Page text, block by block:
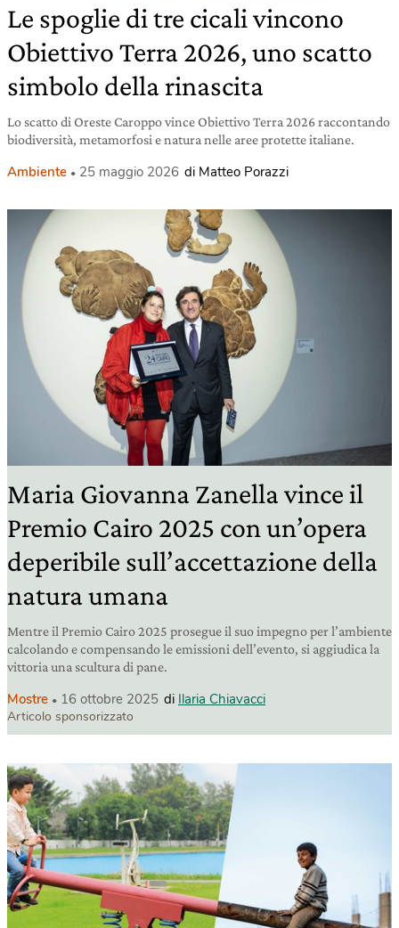
Le spoglie di tre cicali vincono
Obiettivo Terra 2026, uno scatto
simbolo della rinascita
Lo scatto di Oreste Caroppo vince Obiettivo Terra 2026 raccontando
biodiversità, metamorfosi e natura nelle aree protette italiane.
Ambiente 25 maggio 2026 di Matteo Porazzi
Maria Giovanna Zanella vince il
Premio Cairo 2025 con un’opera
deperibile sull’accettazione della
natura umana
Mentre il Premio Cairo 2025 prosegue il suo impegno per l’ambiente
calcolando e compensando le emissioni dell’evento, si aggiudica la
vittoria una scultura di pane.
Mostre 16 ottobre 2025 di Ilaria Chiavacci
Articolo sponsorizzato